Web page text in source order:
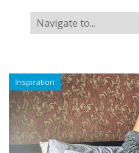
Inspiration